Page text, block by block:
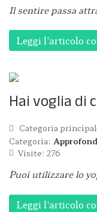
Il sentire passa
Leggi l'articolo
Hai voglia di
Categoria
Categoria:
Visite: 276
Puoi utilizzare lo
Leggi l'articolo